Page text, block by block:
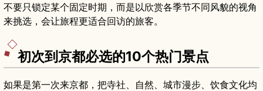
不要只锁定某个固定时期，而是以欣赏各季节不同风貌的视角
来挑选，会让旅程更适合回访的旅客。
初次到京都必选的10个热门景点
如果是第一次来京都，把寺社、自然、城市漫步、饮食文化均